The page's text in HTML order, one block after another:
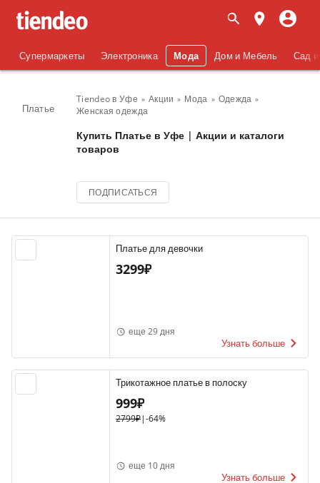
Супермаркеты Электроника Мода Дом и Мебель Сад
Платье
Tiendeo в Уфе Акции Мода
Одежда
Женская одежда
Купить Платье в Уфе | Акции и каталоги
товаров
ПОДПИСАТЬСЯ
Платье для девочки
3299₽
еще 29 дня
Узнать больше
Трикотажное платье в полоску
999₽
2799₽|-64%
еще 10 дня
Узнать больше